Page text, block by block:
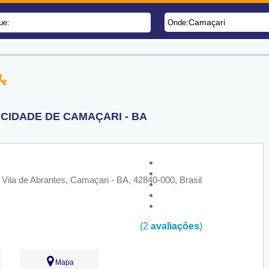
Onde:Camaçari
DE CAMAÇARI - BA
(2avaliações)
de Abrantes, Camaçari - BA, 42840-000, Brasil
Mapa